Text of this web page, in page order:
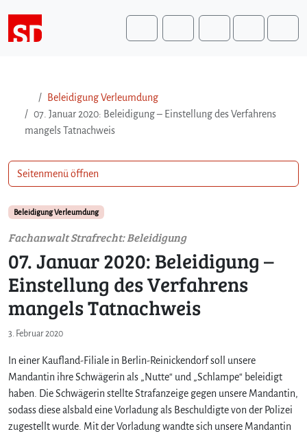
Search
Beleidigung Verleumdung
07. Januar 2020: Beleidigung – Einstellung des Verfahrens
mangels Tatnachweis
Beleidigung Verleumdung
Fachanwalt Strafrecht: Beleidigung
07. Januar 2020: Beleidigung –
Einstellung des Verfahrens
mangels Tatnachweis
3. Februar 2020
In einer Kaufland-Filiale in Berlin-Reinickendorf soll unsere
Mandantin ihre Schwägerin als „Nutte“ und „Schlampe“ beleidigt
haben. Die Schwägerin stellte Strafanzeige gegen unsere Mandantin,
sodass diese alsbald eine Vorladung als Beschuldigte von der Polizei
zugestellt wurde. Mit der Vorladung wandte sich unsere Mandantin
Seitenmenü öffnen